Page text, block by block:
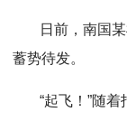
日前，南国
蓄势待发。
“起飞！”随